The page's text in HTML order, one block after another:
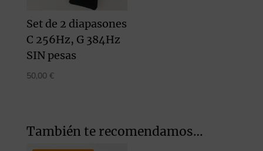
Set de 2 diapasones
C 256Hz, G 384Hz
SIN pesas
50,00 €
También te recomendamos…